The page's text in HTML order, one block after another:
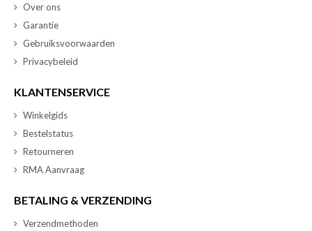
Over ons
Garantie
Gebruiksvoorwaarden
Privacybeleid
KLANTENSERVICE
Winkelgids
Bestelstatus
Retourneren
RMA Aanvraag
BETALING & VERZENDING
Verzendmethoden